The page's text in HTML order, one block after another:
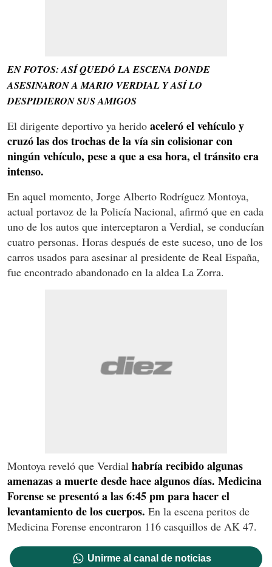
EN FOTOS: ASÍ QUEDÓ LA ESCENA DONDE
ASESINARON A MARIO VERDIAL Y ASÍ LO
DESPIDIERON SUS AMIGOS
El dirigente deportivo ya herido aceleró el vehículo y
cruzó las dos trochas de la vía sin colisionar con
ningún vehículo, pese a que a esa hora, el tránsito era
intenso.
En aquel momento, Jorge Alberto Rodríguez Montoya,
actual portavoz de la Policía Nacional, afirmó que en cada
uno de los autos que interceptaron a Verdial, se conducían
cuatro personas. Horas después de este suceso, uno de los
carros usados para asesinar al presidente de Real España,
fue encontrado abandonado en la aldea La Zorra.
Montoya reveló que Verdial habría recibido algunas
amenazas a muerte desde hace algunos días. Medicina
Forense se presentó a las 6:45 pm para hacer el
levantamiento de los cuerpos. En la escena peritos de
Medicina Forense encontraron 116 casquillos de AK 47.
Unirme al canal de noticias